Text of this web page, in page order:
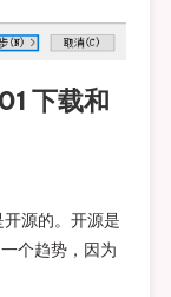
下载和
源的。开源是
个趋势，因为